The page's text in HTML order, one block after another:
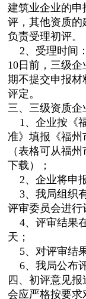
建筑业企业的
评，其他资质
负责受理初评。
2、受理时间
10日前，三级
期不提交申报
评定。
三、三级资质企
1、企业按《
准》填报《福州
（表格可从福
下载）；
2、企业将申
3、我局组织
评审委员会进行
4、评审结果
天；
5、对评审结
6、我局公布
四、初评意见
会应严格按要求